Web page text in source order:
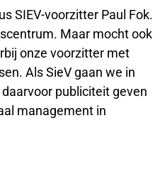
SIEV-voorzitter Paul Fok.
Maar mocht ook
onze voorzitter met
Als SieV gaan we in
publiciteit geven
management in